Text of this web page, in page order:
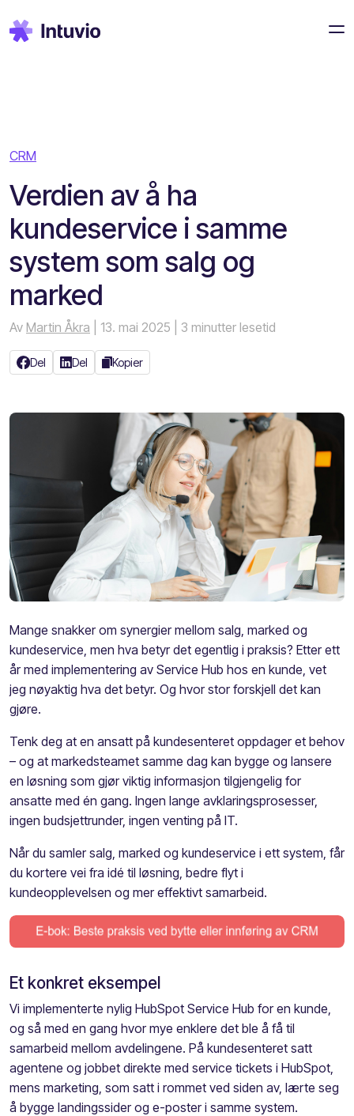
CRM
Verdien av å ha
kundeservice i samme
system som salg og
marked
Av Martin Åkra | 13. mai 2025 | 3 minutter lesetid
Del Del Kopier
Mange snakker om synergier mellom salg, marked og
kundeservice, men hva betyr det egentlig i praksis? Etter ett
år med implementering av Service Hub hos en kunde, vet
jeg nøyaktig hva det betyr. Og hvor stor forskjell det kan
gjøre.
Tenk deg at en ansatt på kundesenteret oppdager et behov
– og at markedsteamet samme dag kan bygge og lansere
en løsning som gjør viktig informasjon tilgjengelig for
ansatte med én gang. Ingen lange avklaringsprosesser,
ingen budsjettrunder, ingen venting på IT.
Når du samler salg, marked og kundeservice i ett system, får
du kortere vei fra idé til løsning, bedre flyt i
kundeopplevelsen og mer effektivt samarbeid.
Et konkret eksempel
Vi implementerte nylig HubSpot Service Hub for en kunde,
og så med en gang hvor mye enklere det ble å få til
samarbeid mellom avdelingene. På kundesenteret satt
agentene og jobbet direkte med service tickets i HubSpot,
mens marketing, som satt i rommet ved siden av, lærte seg
å bygge landingssider og e-poster i samme system.